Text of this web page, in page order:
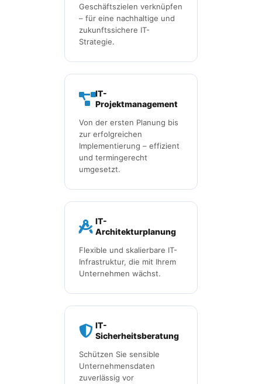
Geschäftszielen verknüpfen
– für eine nachhaltige und
zukunftssichere IT-
Strategie.
IT-
Projektmanagement
Von der ersten Planung bis
zur erfolgreichen
Implementierung – effizient
und termingerecht
umgesetzt.
IT-
Architekturplanung
Flexible und skalierbare IT-
Infrastruktur, die mit Ihrem
Unternehmen wächst.
IT-
Sicherheitsberatung
Schützen Sie sensible
Unternehmensdaten
zuverlässig vor